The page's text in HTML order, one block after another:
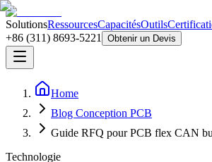
SolutionsRessourcesCapacitésOutils
+86 (311) 8693-5221
Obtenir un Devis
Home
Blog Conception PCB
Guide RFQ pour PCB flex CAN
Technologie